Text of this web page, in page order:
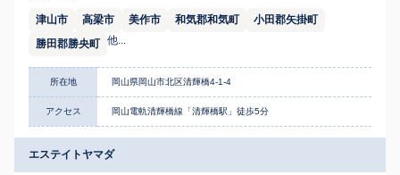
津山市 高梁市 美作市 和気郡和気町
小田郡矢掛町
勝田郡勝央町 他...
所在地 岡山県岡山市北区清輝橋4-1-4
アクセス 岡山電軌清輝橋線「清輝橋駅」徒歩5分
エステイトヤマダ